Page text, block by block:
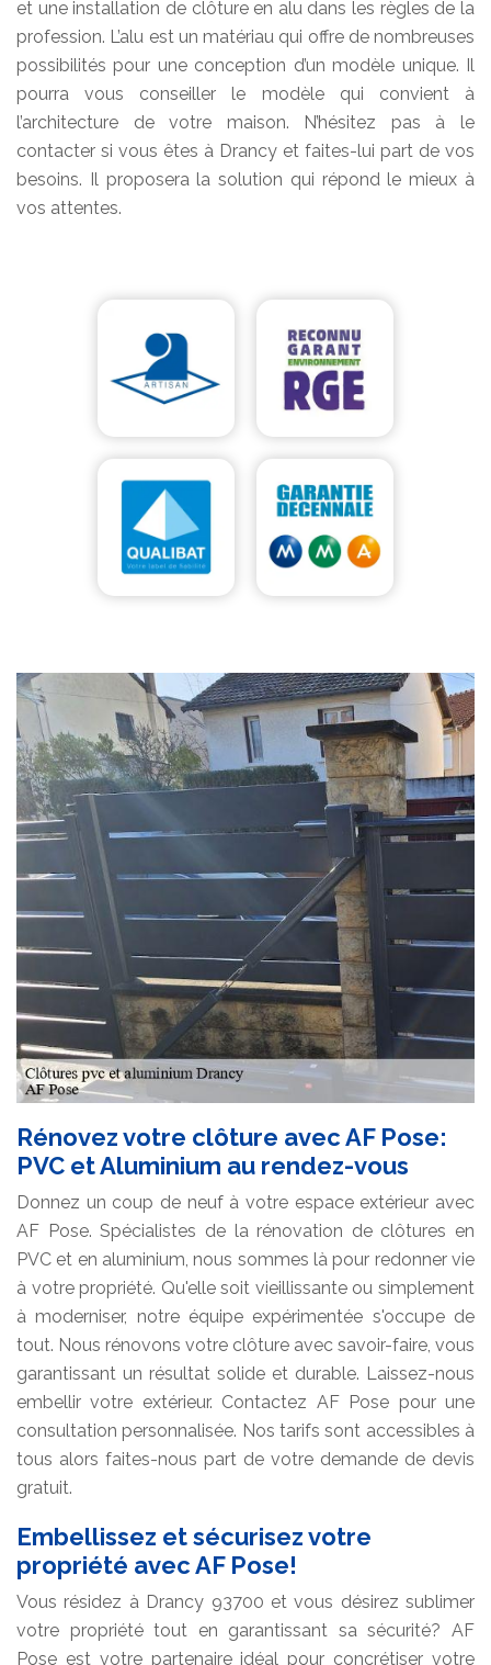
et une installation de clôture en alu dans les règles de la
profession. L’alu est un matériau qui offre de nombreuses
possibilités pour une conception d’un modèle unique. Il
pourra vous conseiller le modèle qui convient à
l’architecture de votre maison. N’hésitez pas à le
contacter si vous êtes à Drancy et faites-lui part de vos
besoins. Il proposera la solution qui répond le mieux à
vos attentes.
Rénovez votre clôture avec AF Pose:
PVC et Aluminium au rendez-vous
Donnez un coup de neuf à votre espace extérieur avec
AF Pose. Spécialistes de la rénovation de clôtures en
PVC et en aluminium, nous sommes là pour redonner vie
à votre propriété. Qu'elle soit vieillissante ou simplement
à moderniser, notre équipe expérimentée s'occupe de
tout. Nous rénovons votre clôture avec savoir-faire, vous
garantissant un résultat solide et durable. Laissez-nous
embellir votre extérieur. Contactez AF Pose pour une
consultation personnalisée. Nos tarifs sont accessibles à
tous alors faites-nous part de votre demande de devis
gratuit.
Embellissez et sécurisez votre
propriété avec AF Pose!
Vous résidez à Drancy 93700 et vous désirez sublimer
votre propriété tout en garantissant sa sécurité? AF
Pose est votre partenaire idéal pour concrétiser votre